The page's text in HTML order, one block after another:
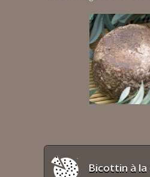
Bicottin à